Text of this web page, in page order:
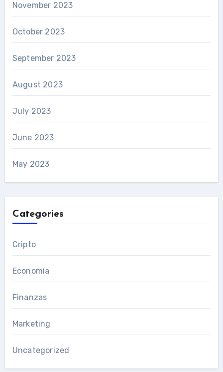
November 2023
October 2023
September 2023
August 2023
July 2023
June 2023
May 2023
Categories
Cripto
Economía
Finanzas
Marketing
Uncategorized